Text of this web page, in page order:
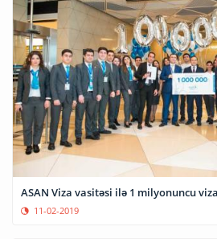
ASAN Viza vasitəsi ilə 1 milyonuncu
11-02-2019